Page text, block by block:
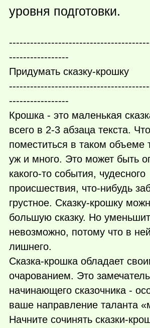
уровня подготовки.
-----------------
Придумать сказку-крошку
-----------------
Крошка - это маленькая
всего в 2-3 абзаца текста.
поместиться в таком объеме
уж и много. Это может быть
какого-то события, чудесного
происшествия, что-нибудь
грустное. Сказку-крошку
большую сказку. Но
невозможно, потому что в
лишнего.
Сказка-крошка обладает
очарованием. Это
начинающего сказочника -
ваше направление таланта
Начните сочинять сказки-